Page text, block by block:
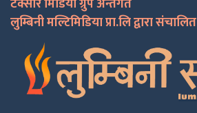
लुम्बिनी मल्टिमिडिया प्रा.लि द्वारा संचालित